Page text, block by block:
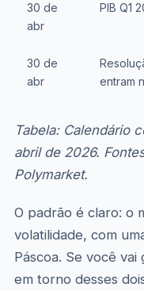
30 de
abr
PIB Q1
30 de
abr
entram
Tabela: Calendário
abril de 2026.
Polymarket.
O padrão é claro: o
volatilidade, com
Páscoa. Se você
em torno desses